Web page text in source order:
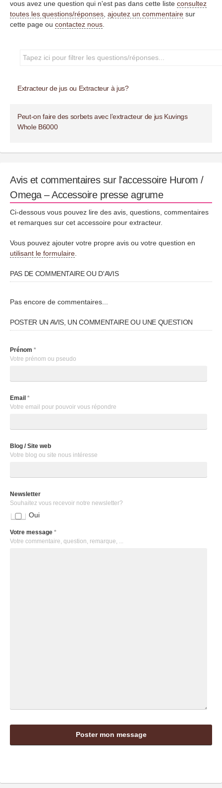
vous avez une question qui n'est pas dans cette liste consultez
toutes les questions/réponses, ajoutez un commentaire sur
cette page ou contactez nous.
Extracteur de jus ou Extracteur à jus?
Peut-on faire des sorbets avec l’extracteur de jus Kuvings
Whole B6000
Avis et commentaires sur l'accessoire Hurom /
Omega – Accessoire presse agrume
Ci-dessous vous pouvez lire des avis, questions, commentaires
et remarques sur cet accessoire pour extracteur.
Vous pouvez ajouter votre propre avis ou votre question en
utilisant le formulaire.
PAS DE COMMENTAIRE OU D'AVIS
Pas encore de commentaires...
POSTER UN AVIS, UN COMMENTAIRE OU UNE QUESTION
Prénom *
Votre prénom ou pseudo
Email *
Votre email pour pouvoir vous répondre
Blog / Site web
Votre blog ou site nous intéresse
Newsletter
Souhaitez vous recevoir notre newsletter?
Oui
Votre message *
Votre commentaire, question, remarque, ...